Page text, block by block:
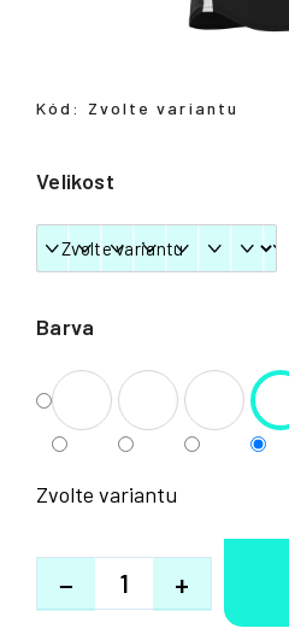
Barva
Velikost
Zvolte variantu
+
−
Kód: Zvolte variantu